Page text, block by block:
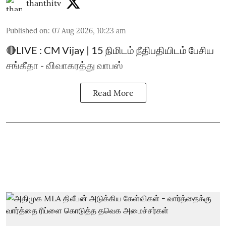
thanthitv
Published on: 07 Aug 2026, 10:23 am
🔴LIVE : CM Vijay | 15 நிமிடம் நீதிபதியிடம் பேசிய
சங்கீதா - விவாகரத்து வாபஸ்
Read More